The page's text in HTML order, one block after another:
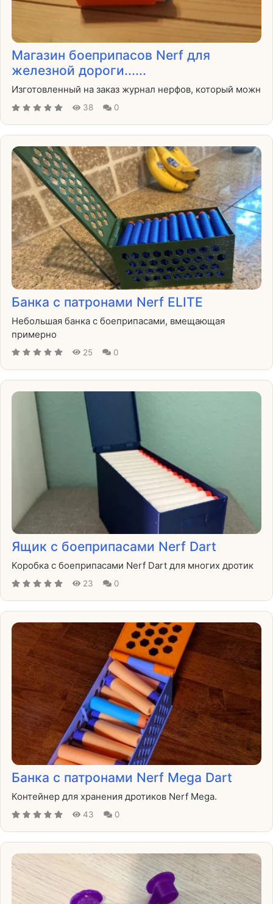
Магазин боеприпасов Nerf для
железной дороги......
Изготовленный на заказ журнал нерфов, который можн
38 0
Банка с патронами Nerf ELITE
Небольшая банка с боеприпасами, вмещающая
примерно
25 0
Ящик с боеприпасами Nerf Dart
Коробка с боеприпасами Nerf Dart для многих дротик
23 0
Банка с патронами Nerf Mega Dart
Контейнер для хранения дротиков Nerf Mega.
43 0